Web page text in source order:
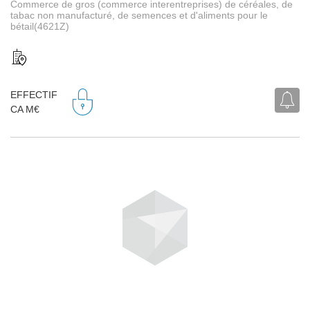
Commerce de gros (commerce interentreprises) de céréales, de
tabac non manufacturé, de semences et d'aliments pour le
bétail(4621Z)
EFFECTIF
CA M€